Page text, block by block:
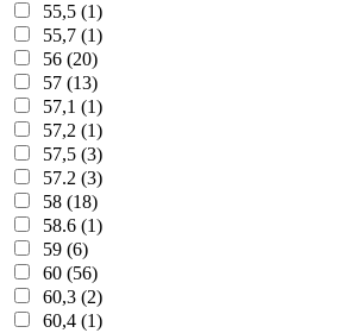
55,5 (1)
55,7 (1)
56 (20)
57 (13)
57,1 (1)
57,2 (1)
57,5 (3)
57.2 (3)
58 (18)
58.6 (1)
59 (6)
60 (56)
60,3 (2)
60,4 (1)